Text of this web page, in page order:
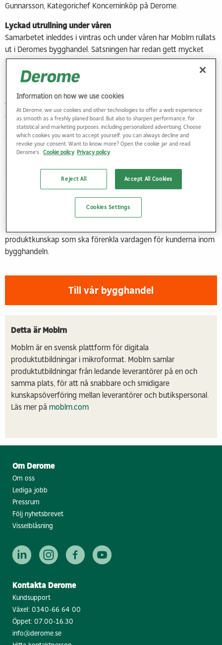
Gunnarsson, Kategorichef Koncerninköp på Derome.
Lyckad utrullning under våren
Samarbetet inleddes i vintras och under våren har Moblrn rullats
ut i Deromes bygghandel. Satsningen har redan gett mycket
goda resultat med högt engagemang och ännu bättre service
ut till kunderna.
– Med Moblrn säkerställer vi att vår personal alltid har tillgång
till uppdaterad produkt- och säljkunskap, fortsätter Therése
Gunnarsson.
Kunskap som stärker kundmötet
– Kunskap är en färskvara och på detta sätt gör vi det enkelt
att hålla sig uppdaterad oavsett om det gäller nya produkter,
hållbara val eller rätt monteringsteknik. Förutom en trygghet i
kundmötet ger det också en ökad lojalitet och förtroende,
säger Therése Gunnarsson.
Satsningen och samarbetet är en del av Deromes långsiktiga
arbete med att kombinera hög servicenivå med djup
produktkunskap som ska förenkla vardagen för kunderna inom
bygghandeln.
Till vår bygghandel
Detta är Moblrn
Moblrn är en svensk plattform för digitala
produktutbildningar i mikroformat. Moblrn samlar
produktutbildningar från ledande leverantörer på en och
samma plats, för att nå snabbare och smidigare
kunskapsöverföring mellan leverantörer och butikspersonal.
Läs mer på moblrn.com
Om Derome
Om oss
Lediga jobb
Pressrum
Följ nyhetsbrevet
Visselblåsning
Kontakta Derome
Kundsupport
Växel: 0340-66 64 00
Öppet: 07.00-16.30
info@derome.se
Information on how we use cookies
At Derome, we use cookies and other technologies to offer a web experience
as smooth as a freshly planed board. But also to sharpen performance, for
statistical and marketing purposes, including personalized advertising. Choose
which cookies you want to accept yourself, you can always decline and
revoke your consent. Want to know more? Open the cookie jar and read
Derome's Cookie policy Privacy policy
Reject All Accept All Cookies
Cookies Settings